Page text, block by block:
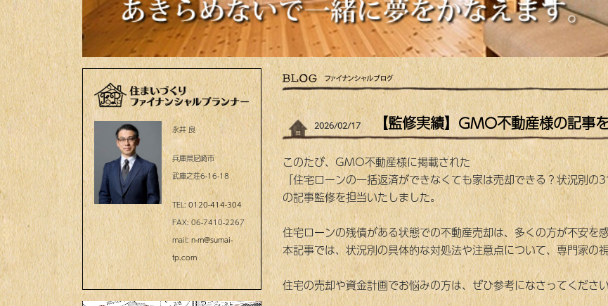
2026/02/17 【監修実績】GMO不動産様の記事
このたび、GMO不動産様に掲載された
「住宅ローンの一括返済ができなくても家は売却できる？状況別の
の記事監修を担当いたしました。
住宅ローンの残債がある状態での不動産売却は、多くの方が不安を
本記事では、状況別の具体的な対処法や注意点について、専門家の
住宅の売却や資金計画でお悩みの方は、ぜひ参考になさってくださ
永井 良
兵庫県尼崎市
武庫之荘6-16-18
TEL:0120-414-304
FAX: 06-7410-2267
mail:n-m@sumai-
fp.com